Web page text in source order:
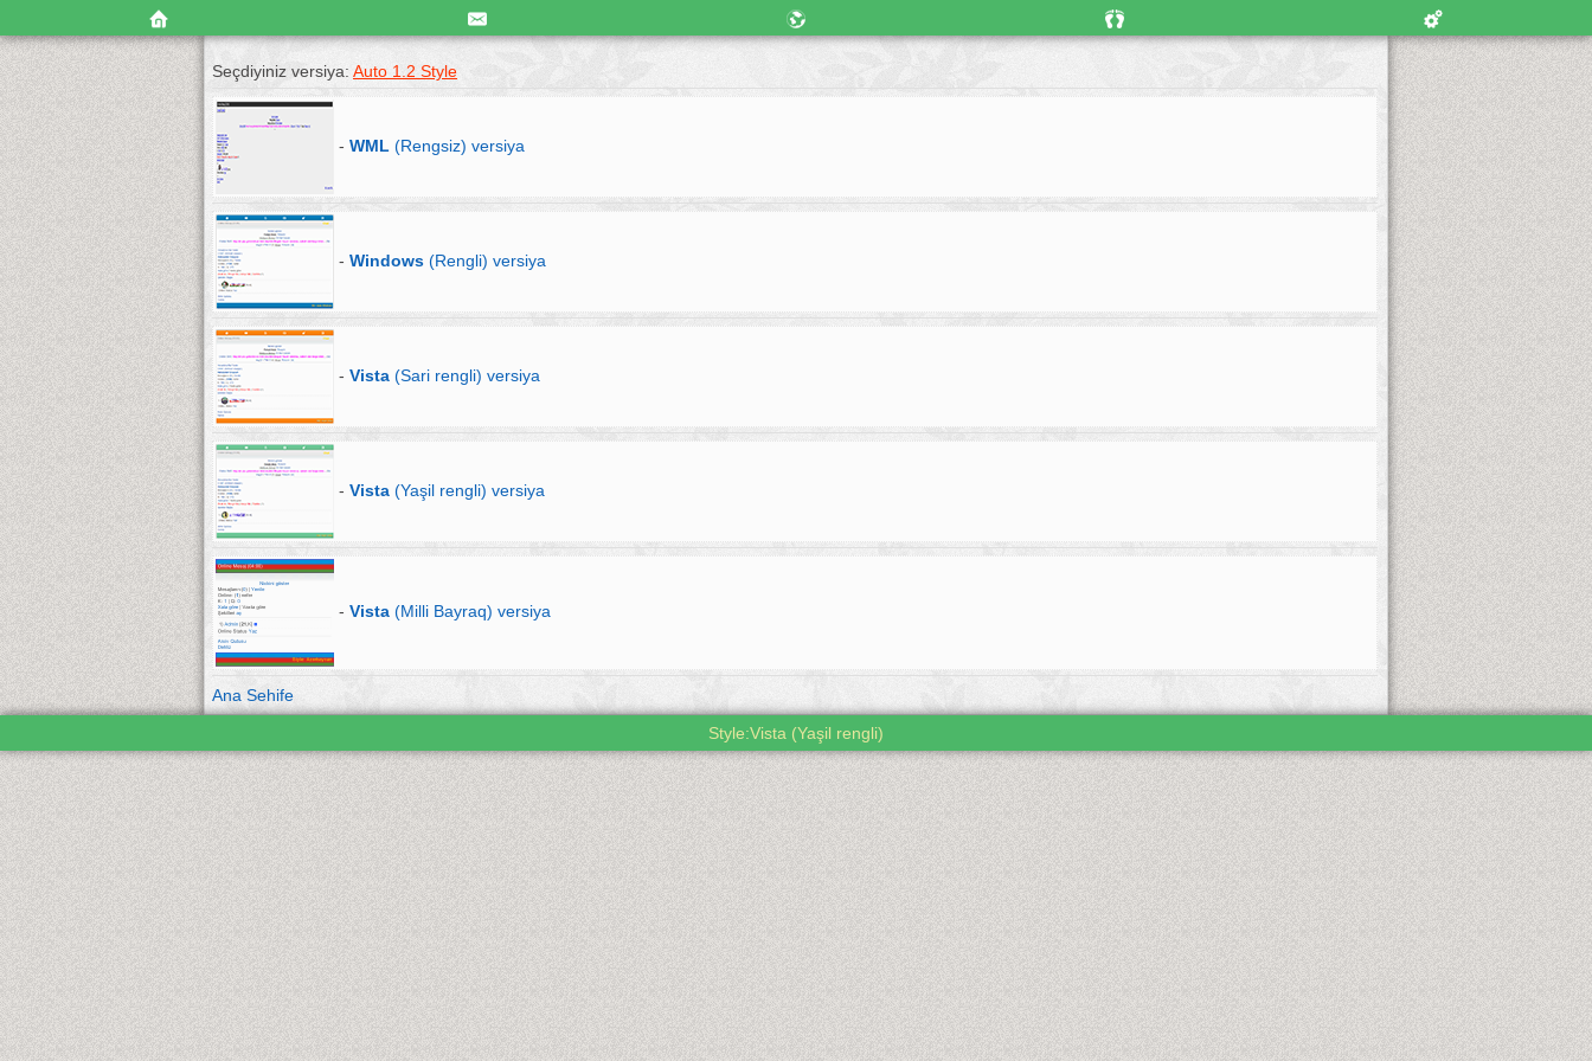
Seçdiyiniz versiya: Auto 1.2 Style
- WML (Rengsiz) versiya
- Windows (Rengli) versiya
- Vista (Sari rengli) versiya
- Vista (Yaşil rengli) versiya
- Vista (Milli Bayraq) versiya
Ana Sehife
Style:Vista (Yaşil rengli)